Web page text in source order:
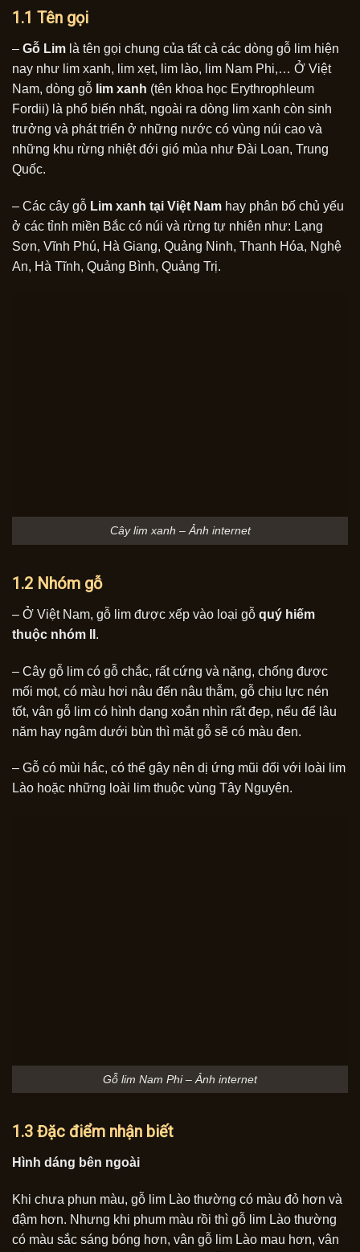
1.1 Tên gọi
– Gỗ Lim là tên gọi chung của tất cả các dòng gỗ lim hiện
nay như lim xanh, lim xẹt, lim lào, lim Nam Phi,… Ở Việt
Nam, dòng gỗ lim xanh (tên khoa học Erythrophleum
Fordii) là phổ biến nhất, ngoài ra dòng lim xanh còn sinh
trưởng và phát triển ở những nước có vùng núi cao và
những khu rừng nhiệt đới gió mùa như Đài Loan, Trung
Quốc.
– Các cây gỗ Lim xanh tại Việt Nam hay phân bố chủ yếu
ở các tỉnh miền Bắc có núi và rừng tự nhiên như: Lạng
Sơn, Vĩnh Phú, Hà Giang, Quảng Ninh, Thanh Hóa, Nghệ
An, Hà Tĩnh, Quảng Bình, Quảng Trị.
Cây lim xanh – Ảnh internet
1.2 Nhóm gỗ
– Ở Việt Nam, gỗ lim được xếp vào loại gỗ quý hiếm
thuộc nhóm II .
– Cây gỗ lim có gỗ chắc, rất cứng và nặng, chống được
mối mọt, có màu hơi nâu đến nâu thẫm, gỗ chịu lực nén
tốt, vân gỗ lim có hình dạng xoắn nhìn rất đẹp, nếu để lâu
năm hay ngâm dưới bùn thì mặt gỗ sẽ có màu đen.
– Gỗ có mùi hắc, có thể gây nên dị ứng mũi đối với loài lim
Lào hoặc những loài lim thuộc vùng Tây Nguyên.
Gỗ lim Nam Phi – Ảnh internet
1.3 Đặc điểm nhận biết
Hình dáng bên ngoài
Khi chưa phun màu, gỗ lim Lào thường có màu đỏ hơn và
đậm hơn. Nhưng khi phum màu rồi thì gỗ lim Lào thường
có màu sắc sáng bóng hơn, vân gỗ lim Lào mau hơn, vân